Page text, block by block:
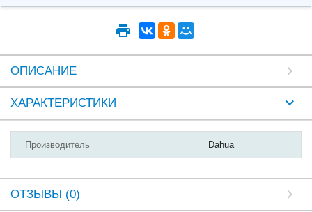
ОПИСАНИЕ
ХАРАКТЕРИСТИКИ
Производитель Dahua
ОТЗЫВЫ (0)